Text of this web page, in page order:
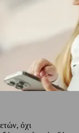
όχι